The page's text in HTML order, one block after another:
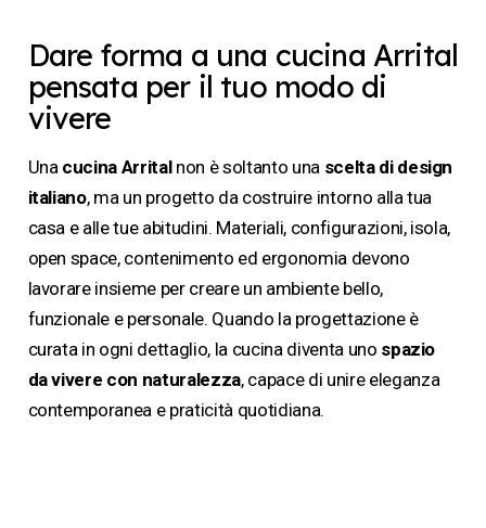
Dare forma a una cucina Arrital
pensata per il tuo modo di
vivere
Una cucina Arritalnon è soltanto una scelta di design
italiano, ma un progetto da costruire intorno alla tua
casa e alle tue abitudini. Materiali, configurazioni, isola,
open space, contenimento ed ergonomia devono
lavorare insieme per creare un ambiente bello,
funzionale e personale. Quando la progettazione è
curata in ogni dettaglio, la cucina diventa uno spazio
da vivere con naturalezza, capace di unire eleganza
contemporanea e praticità quotidiana.